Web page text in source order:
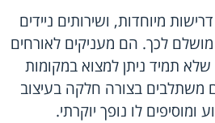
מיוחדות, ושירותים ניידים
מושלם לכך. הם מעניקים לאורחים
שלא תמיד ניתן למצוא במקומות
משתלבים בצורה חלקה בעיצוב
ומוסיפים לו נופך יוקרתי.